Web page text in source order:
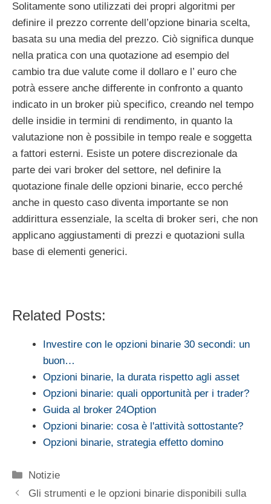
Solitamente sono utilizzati dei propri algoritmi per
definire il prezzo corrente dell’opzione binaria scelta,
basata su una media del prezzo. Ciò significa dunque
nella pratica con una quotazione ad esempio del
cambio tra due valute come il dollaro e l’ euro che
potrà essere anche differente in confronto a quanto
indicato in un broker più specifico, creando nel tempo
delle insidie in termini di rendimento, in quanto la
valutazione non è possibile in tempo reale e soggetta
a fattori esterni. Esiste un potere discrezionale da
parte dei vari broker del settore, nel definire la
quotazione finale delle opzioni binarie, ecco perché
anche in questo caso diventa importante se non
addirittura essenziale, la scelta di broker seri, che non
applicano aggiustamenti di prezzi e quotazioni sulla
base di elementi generici.
Related Posts:
Investire con le opzioni binarie 30 secondi: un
buon…
Opzioni binarie, la durata rispetto agli asset
Opzioni binarie: quali opportunità per i trader?
Guida al broker 24Option
Opzioni binarie: cosa è l'attività sottostante?
Opzioni binarie, strategia effetto domino
Categorie
Notizie
Gli strumenti e le opzioni binarie disponibili sulla